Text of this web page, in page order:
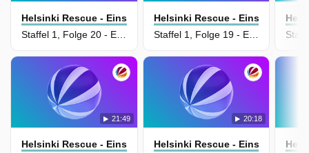
Helsinki Rescue - Einsatz In Finnland
Staffel 1, Folge 20 - Episode 20
Helsinki Rescue - Einsatz In
Staffel 1, Folge 19 - Episode 19
21:49
Helsinki Rescue - Einsatz In Finnland
20:18
Helsinki Rescue - Einsatz In